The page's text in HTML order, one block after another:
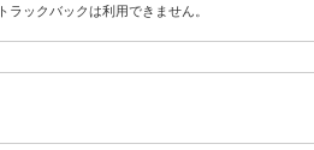
トラックバックは利用できません。